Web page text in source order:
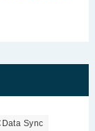
Sync